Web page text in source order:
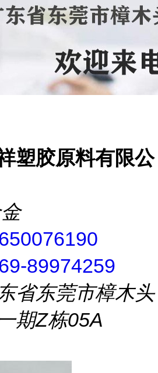
塑胶原料有限公
89974259
省东莞市樟木头
期Z栋05A